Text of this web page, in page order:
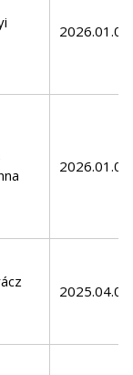
2026.01.01.
2026.01.01.
2025.04.01.